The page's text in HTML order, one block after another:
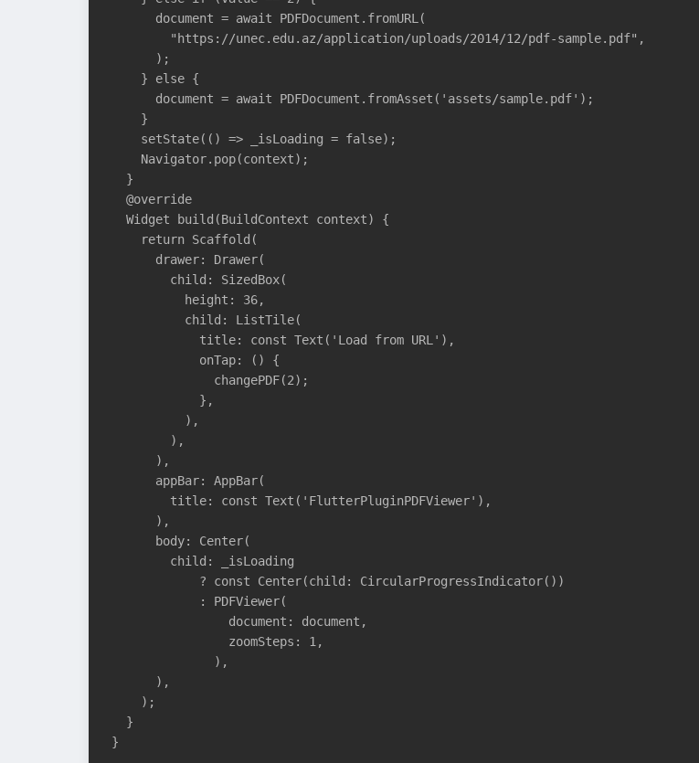
      document = await PDFDocument.fromURL(
        "https://unec.edu.az/application/uploads/2014/12/pdf-sample.pdf",
      );
    } else {
      document = await PDFDocument.fromAsset('assets/sample.pdf');
    }
    setState(() => _isLoading = false);
    Navigator.pop(context);
  }
  @override
  Widget build(BuildContext context) {
    return Scaffold(
      drawer: Drawer(
        child: SizedBox(
          height: 36,
          child: ListTile(
            title: const Text('Load from URL'),
            onTap: () {
              changePDF(2);
            },
          ),
        ),
      ),
      appBar: AppBar(
        title: const Text('FlutterPluginPDFViewer'),
      ),
      body: Center(
        child: _isLoading
            ? const Center(child: CircularProgressIndicator())
            : PDFViewer(
                document: document,
                zoomSteps: 1,
              ),
      ),
    );
  }
}